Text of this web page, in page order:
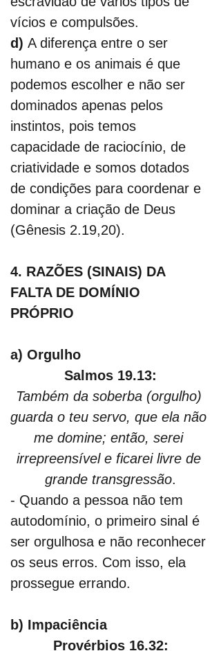
vícios e compulsões.
d) A diferença entre o ser
humano e os animais é que
podemos escolher e não ser
dominados apenas pelos
instintos, pois temos
capacidade de raciocínio, de
criatividade e somos dotados
de condições para coordenar e
dominar a criação de Deus
(Gênesis 2.19,20).
4. RAZÕES (SINAIS) DA
FALTA DE DOMÍNIO
PRÓPRIO
a) Orgulho
Salmos 19.13:
Também da soberba (orgulho)
guarda o teu servo, que ela não
me domine; então, serei
irrepreensível e ficarei livre de
grande transgressão.
- Quando a pessoa não tem
autodomínio, o primeiro sinal é
ser orgulhosa e não reconhecer
os seus erros. Com isso, ela
prossegue errando.
b) Impaciência
Provérbios 16.32: